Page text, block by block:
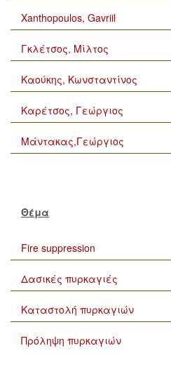
Xanthopoulos, Gavriil
Γκλέτσος, Μίλτος
Καούκης, Κωνσταντίνος
Καρέτσος, Γεώργιος
Μάντακας,Γεώργιος
Θέμα
Fire suppression
Δασικές πυρκαγιές
Καταστολή πυρκαγιών
Πρόληψη πυρκαγιών